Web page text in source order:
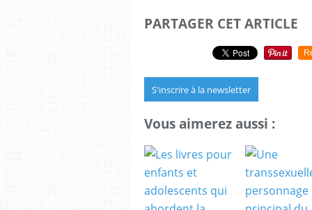
PARTAGER CET ARTICLE
S'inscrire à la newsletter
Vous aimerez aussi :